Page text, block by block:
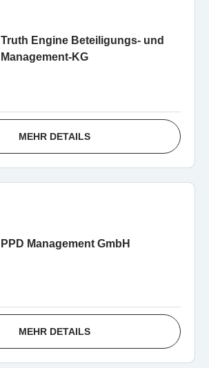
Truth Engine Beteiligungs- und
Management-KG
MEHR DETAILS
PPD Management GmbH
MEHR DETAILS